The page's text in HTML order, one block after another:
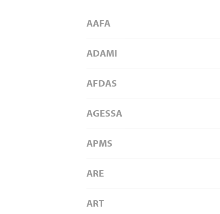
AAFA
ADAMI
AFDAS
AGESSA
APMS
ARE
ART